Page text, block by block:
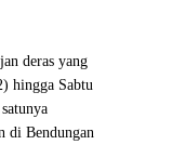
deras yang
hingga Sabtu
di Bendungan